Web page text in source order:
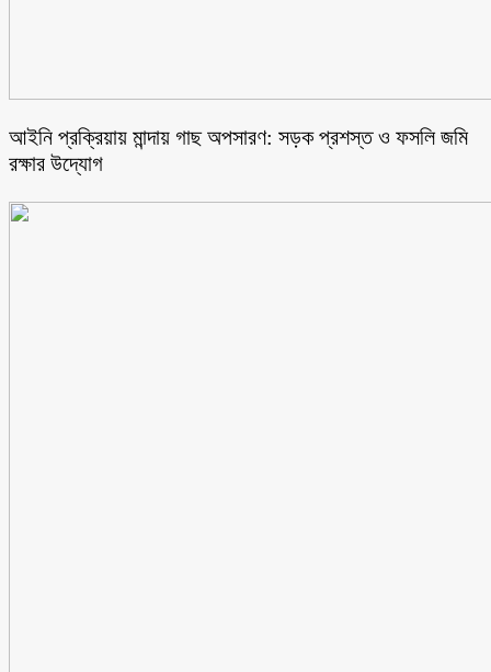
আইনি প্রক্রিয়ায় মান্দায় গাছ অপসারণ: সড়ক প্রশস্ত ও ফসলি জমি
রক্ষার উদ্যোগ